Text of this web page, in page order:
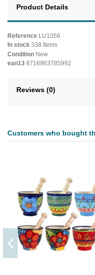
Product Details
Reference LU1056
In stock 338 Items
Condition New
ean13 8716963785992
Reviews (0)
Customers who bought